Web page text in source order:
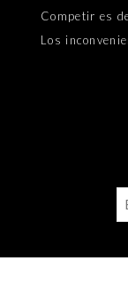
Competir es
Los